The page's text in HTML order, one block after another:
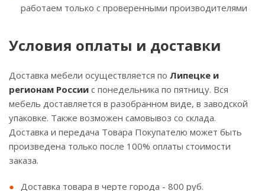
работаем только с проверенными производителями
Условия оплаты и доставки
Доставка мебели осуществляется по Липецке и
регионам России с понедельника по пятницу. Вся
мебель доставляется в разобранном виде, в заводской
упаковке. Также возможен самовывоз со склада.
Доставка и передача Товара Покупателю может быть
произведена только после 100% оплаты стоимости
заказа.
Доставка товара в черте города - 800 руб.